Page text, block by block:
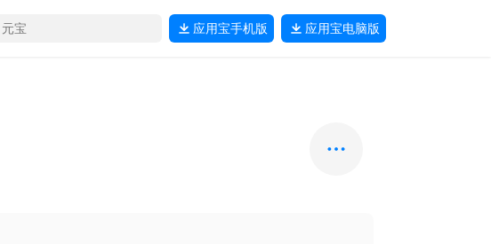
应用宝手机版 应用宝电脑版